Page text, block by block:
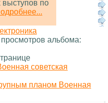
по
альбома:
советская
планом Военная